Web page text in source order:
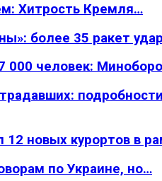
Хитрость Кремля…
более 35 ракет
000 человек:
новых курортов в
по Украине, но…